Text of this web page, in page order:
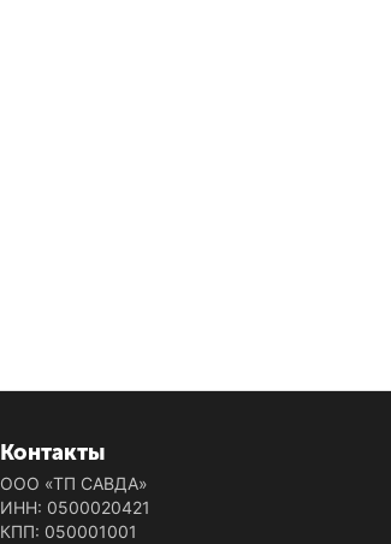
Контакты
ООО «ТП САВДА»
ИНН: 0500020421
КПП: 050001001